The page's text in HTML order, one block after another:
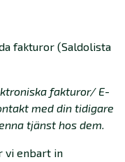
fakturor (Saldolista
fakturor/ E-
med din tidigare
tjänst hos dem.
vi enbart in